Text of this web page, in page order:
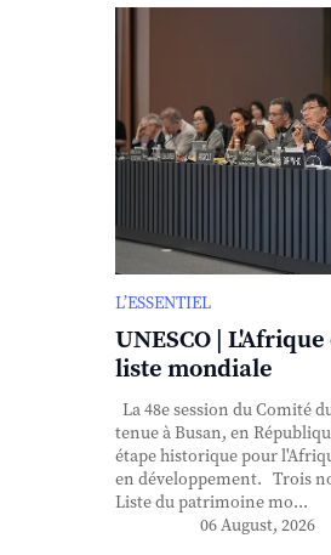
L’ESSENTIEL
UNESCO |
liste mondiale
La 48e session du Comité
tenue à Busan, en
étape historique pour
en développement. Trois
Liste du patrimoine mo...
06 August, 2026